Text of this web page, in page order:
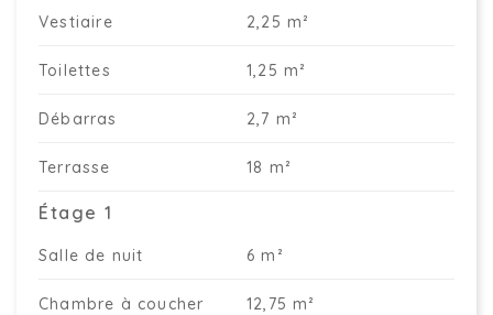
Vestiaire 2,25 m²
Toilettes 1,25 m²
Débarras 2,7 m²
Terrasse 18 m²
Étage 1
Salle de nuit 6 m²
Chambre à coucher 12,75 m²